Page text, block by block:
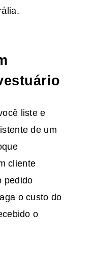
liste e
de um
cliente
pedido
o custo do
o